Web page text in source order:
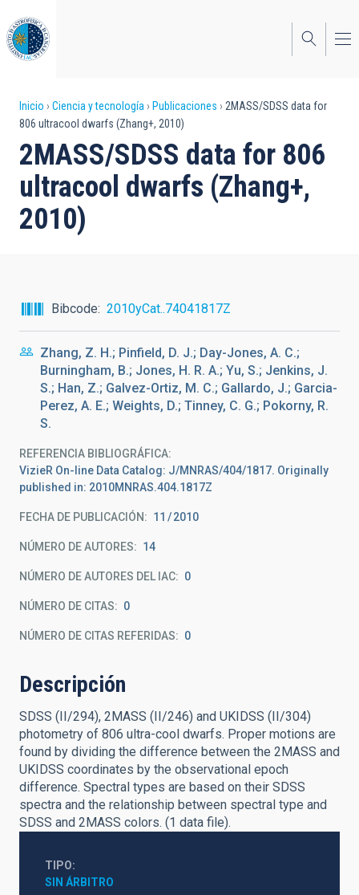
al
contenido
principal
Sobrescribir
enlaces
de
ayuda
a
Inicio Ciencia y tecnología Publicaciones
2MASS/SDSS data for
806 ultracool dwarfs (Zhang+, 2010)
2MASS/SDSS data for 806
ultracool dwarfs (Zhang+,
2010)
Bibcode 2010yCat..74041817Z
Zhang, Z. H.; Pinfield, D. J.; Day-Jones, A. C.;
Burningham, B.; Jones, H. R. A.; Yu, S.; Jenkins, J.
S.; Han, Z.; Galvez-Ortiz, M. C.; Gallardo, J.; Garcia-
Perez, A. E.; Weights, D.; Tinney, C. G.; Pokorny, R.
S.
REFERENCIA BIBLIOGRÁFICA
VizieR On-line Data Catalog: J/MNRAS/404/1817. Originally
published in: 2010MNRAS.404.1817Z
FECHA DE PUBLICACIÓN: 11 2010
NÚMERO DE AUTORES 14
NÚMERO DE AUTORES DEL IAC 0
NÚMERO DE CITAS 0
NÚMERO DE CITAS REFERIDAS 0
Descripción
SDSS (II/294), 2MASS (II/246) and UKIDSS (II/304)
photometry of 806 ultra-cool dwarfs. Proper motions are
found by dividing the difference between the 2MASS and
UKIDSS coordinates by the observational epoch
difference. Spectral types are based on their SDSS
spectra and the relationship between spectral type and
SDSS and 2MASS colors. (1 data file).
TIPO
SIN ÁRBITRO